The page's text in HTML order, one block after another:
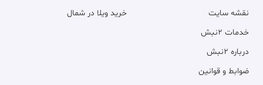
نقشه سایت
خدمات ۲نبش
درباره ۲نبش
ضوابط و قوانین
خرید ویلا در شمال